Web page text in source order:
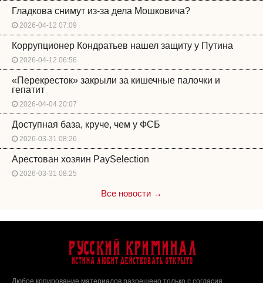
Гладкова снимут из-за дела Мошковича?
2026-04-12 07:09
Коррупционер Кондратьев нашел защиту у Путина
2026-04-12 06:56
«Перекресток» закрыли за кишечные палочки и
гепатит
2026-04-04 20:07
Доступная база, круче, чем у ФСБ
2026-03-31 08:26
Арестован хозяин PaySelection
2026-03-31 08:25
Все новости →
Русский Криминал
Истина любит действовать открыто
Любое копирование материалов разрешено только с согласия